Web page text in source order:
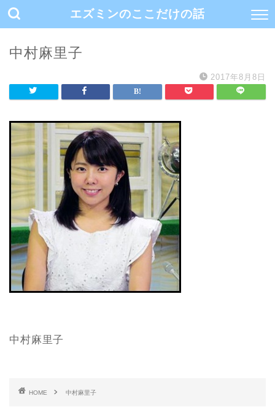
エズミンのここだけの話
中村麻里子
2017年8月8日
中村麻里子
HOME 中村麻里子